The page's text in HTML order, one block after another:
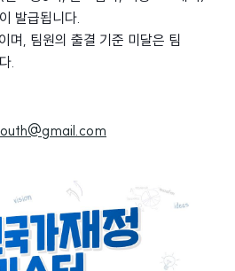
발급됩니다.
며, 팀원의 출결 기준 미달은 팀
.